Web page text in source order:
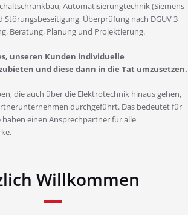
Automatisierungtechnik (Siemens
Störungsbeseitigung, Überprüfung nach DGUV 3
Beratung, Planung und Projektierung.
unseren Kunden individuelle
und diese dann in die Tat umzusetzen.
die auch über die Elektrotechnik hinaus gehen,
durchgeführt. Das bedeutet für
haben einen Ansprechpartner für alle
Willkommen